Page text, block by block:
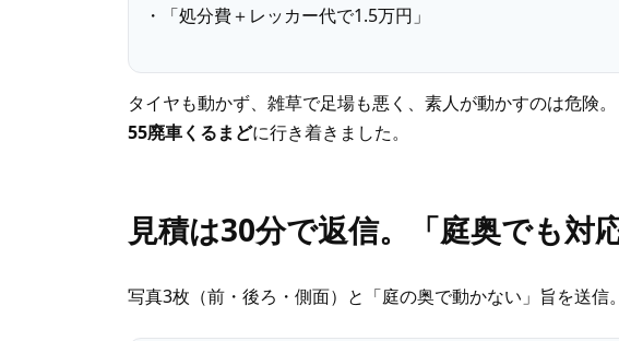
・「処分費＋レッカー代で1.5万円」
タイヤも動かず、雑草で足場も悪く、素人が動かすのは危険
55廃車くるまどに行き着きました。
見積は30分で返信。「庭奥でも対
写真3枚（前・後ろ・側面）と「庭の奥で動かない」旨を送信